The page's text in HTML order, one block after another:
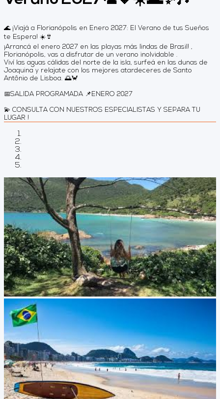
🌊 ¡Viajá a Florianópolis en Enero 2027: El Verano de tus Sueños
te Espera! ☀️👙
¡Arrancá el enero 2027 en las playas más lindas de Brasil! ,
Florianópolis, vas a disfrutar de un verano inolvidable .
Viví las aguas cálidas del norte de la isla, surfeá en las dunas de
Joaquina y relajate con los mejores atardeceres de Santo
Antônio de Lisboa. 🌅🦀
📅SALIDA PROGRAMADA 📌ENERO 2027
💫 CONSULTA CON NUESTROS ESPECIALISTAS Y SEPARA TU
LUGAR !